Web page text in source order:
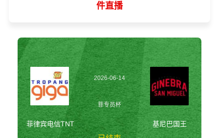
件直播
菲律宾电信TNT
2026-06-14
19:30:00
菲专员杯
基尼巴国王